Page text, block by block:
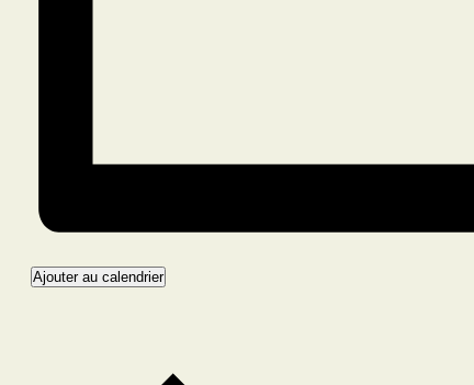
Ajouter au calendrier